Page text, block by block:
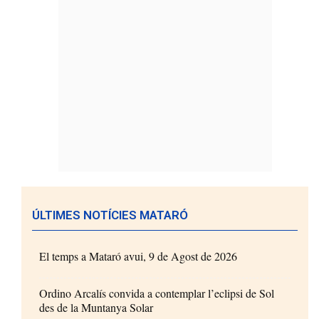
ÚLTIMES NOTÍCIES MATARÓ
El temps a Mataró avui, 9 de Agost de 2026
Ordino Arcalís convida a contemplar l’eclipsi de Sol
des de la Muntanya Solar